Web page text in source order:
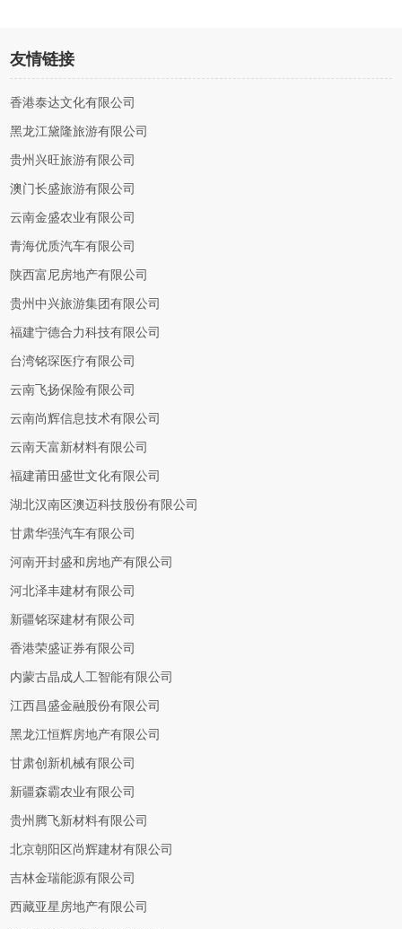
友情链接
香港泰达文化有限公司
黑龙江黛隆旅游有限公司
贵州兴旺旅游有限公司
澳门长盛旅游有限公司
云南金盛农业有限公司
青海优质汽车有限公司
陕西富尼房地产有限公司
贵州中兴旅游集团有限公司
福建宁德合力科技有限公司
台湾铭琛医疗有限公司
云南飞扬保险有限公司
云南尚辉信息技术有限公司
云南天富新材料有限公司
福建莆田盛世文化有限公司
湖北汉南区澳迈科技股份有限公司
甘肃华强汽车有限公司
河南开封盛和房地产有限公司
河北泽丰建材有限公司
新疆铭琛建材有限公司
香港荣盛证券有限公司
内蒙古晶成人工智能有限公司
江西昌盛金融股份有限公司
黑龙江恒辉房地产有限公司
甘肃创新机械有限公司
新疆森霸农业有限公司
贵州腾飞新材料有限公司
北京朝阳区尚辉建材有限公司
吉林金瑞能源有限公司
西藏亚星房地产有限公司